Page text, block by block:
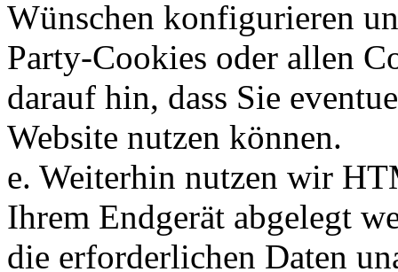
Wünschen konfigurieren
Party-Cookies oder allen
darauf hin, dass Sie
Website nutzen können.
e. Weiterhin nutzen wir
Ihrem Endgerät abgelegt
die erforderlichen Daten